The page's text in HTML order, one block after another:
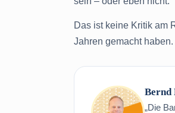
Das ist keine Kritik am
Jahren gemacht haben.
Bernd
„Die